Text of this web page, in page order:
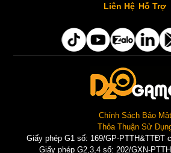
Liên Hệ Hỗ Trợ
Chính Sách Bảo Mật
Thỏa Thuận Sử
Giấy phép G1 số: 169/GP-PTTH&TTĐT
Giấy phép G2,3,4 số: 202/GXN-